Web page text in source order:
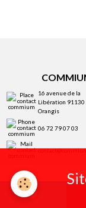
16 avenue de la
Libération 91130
Orangis
06 72 79 07 03